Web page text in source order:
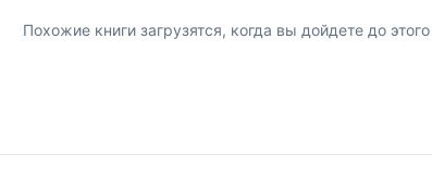
Похожие книги загрузятся, когда вы дойдете до